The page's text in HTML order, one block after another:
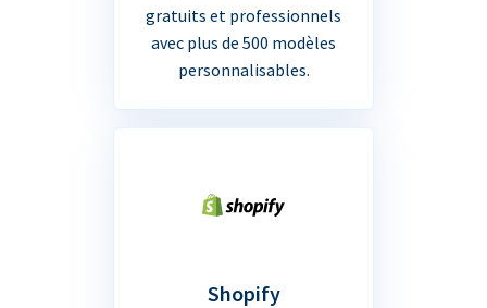
gratuits et professionnels
avec plus de 500 modèles
personnalisables.
Shopify